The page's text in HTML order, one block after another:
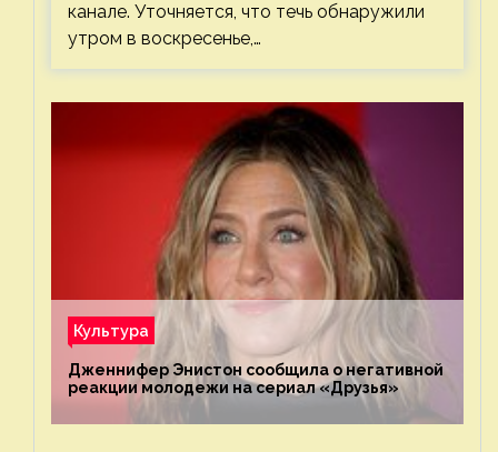
канале. Уточняется, что течь обнаружили
утром в воскресенье,…
Культура
Дженнифер Энистон сообщила о негативной
реакции молодежи на сериал «Друзья»